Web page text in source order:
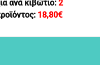
ανά κιβώτιο: 2
18,80€